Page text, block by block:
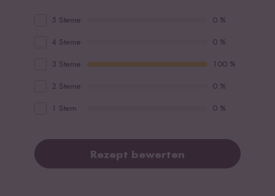
5 Sterne 0 %
4 Sterne 0 %
3 Sterne 100 %
2 Sterne 0 %
1 Stern 0 %
Rezept bewerten